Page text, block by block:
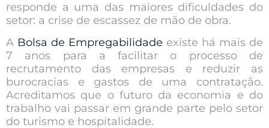
responde a uma das maiores dificuldades do
setor: a crise de escassez de mão de obra.
A Bolsa de Empregabilidade existe há mais de
7 anos para a facilitar o processo de
recrutamento das empresas e reduzir as
burocracias e gastos de uma contratação.
Acreditamos que o futuro da economia e do
trabalho vai passar em grande parte pelo setor
do turismo e hospitalidade.